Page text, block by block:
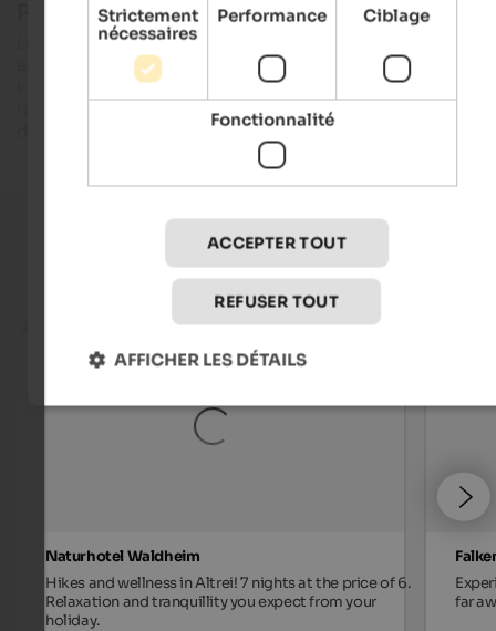
Pour les accros à l'adrénaline
Les plus téméraires peuvent aussi descendre les trois
. Le parcours praticable est long d'environ 1 à 2
kilomètres et se déroule dans
des eaux vives sportives
fortes pentes et des passages techniques très exigeants. Il
donc prévoir suffisamment de temps pour la visite.
Offres de vacances actuelles
Get 1 night free
Naturhotel Waldheim
Hikes and wellness in Altrei! 7 nights at the price of 6.
Relaxation and tranquillity you expect from your
holiday.
far
Strictement
nécessaires
Performance Ciblage
Fonctionnalité
ACCEPTER TOUT
REFUSER TOUT
AFFICHER LES DÉTAILS